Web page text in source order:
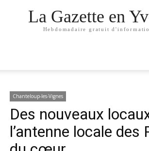
La Gazette en
Hebdomadaire gratuit
Chanteloup-les-Vignes
Des nouveaux
l’antenne locale des